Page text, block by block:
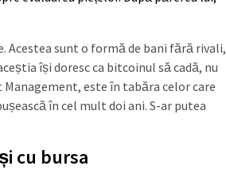
sunt o formă de bani fără rivali,
își doresc ca bitcoinul să cadă, nu
este în tabăra celor care
în cel mult doi ani. S-ar putea
cu bursa